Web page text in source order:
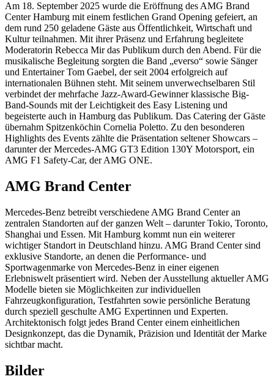
Am 18. September 2025 wurde die Eröffnung des AMG Brand
Center Hamburg mit einem festlichen Grand Opening gefeiert, an
dem rund 250 geladene Gäste aus Öffentlichkeit, Wirtschaft und
Kultur teilnahmen. Mit ihrer Präsenz und Erfahrung begleitete
Moderatorin Rebecca Mir das Publikum durch den Abend. Für die
musikalische Begleitung sorgten die Band „everso“ sowie Sänger
und Entertainer Tom Gaebel, der seit 2004 erfolgreich auf
internationalen Bühnen steht. Mit seinem unverwechselbaren Stil
verbindet der mehrfache Jazz-Award-Gewinner klassische Big-
Band-Sounds mit der Leichtigkeit des Easy Listening und
begeisterte auch in Hamburg das Publikum. Das Catering der Gäste
übernahm Spitzenköchin Cornelia Poletto. Zu den besonderen
Highlights des Events zählte die Präsentation seltener Showcars –
darunter der Mercedes-AMG GT3 Edition 130Y Motorsport, ein
AMG F1 Safety-Car, der AMG ONE.
AMG Brand Center
Mercedes-Benz betreibt verschiedene AMG Brand Center an
zentralen Standorten auf der ganzen Welt – darunter Tokio, Toronto,
Shanghai und Essen. Mit Hamburg kommt nun ein weiterer
wichtiger Standort in Deutschland hinzu. AMG Brand Center sind
exklusive Standorte, an denen die Performance- und
Sportwagenmarke von Mercedes-Benz in einer eigenen
Erlebniswelt präsentiert wird. Neben der Ausstellung aktueller AMG
Modelle bieten sie Möglichkeiten zur individuellen
Fahrzeugkonfiguration, Testfahrten sowie persönliche Beratung
durch speziell geschulte AMG Expertinnen und Experten.
Architektonisch folgt jedes Brand Center einem einheitlichen
Designkonzept, das die Dynamik, Präzision und Identität der Marke
sichtbar macht.
Bilder